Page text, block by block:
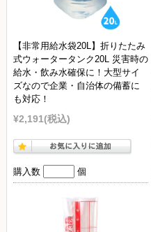
【非常用給水袋20L】折りたたみ
式ウォータータンク20L 災害時の
給水・飲み水確保に！大型サイ
ズなので企業・自治体の備蓄に
も対応！
¥2,191(税込)
購入数 個